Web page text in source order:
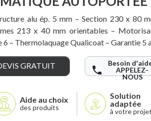
alu ép. 5 mm – Section 230 x 80
213 x 40 mm orientables –
6 – Thermolaquage Qualicoat – Garantie 5
GRATUIT phone
Besoin
APPELEZ-
NOUS
Aide au choix
des produits
Solution
adaptée
à votre projet